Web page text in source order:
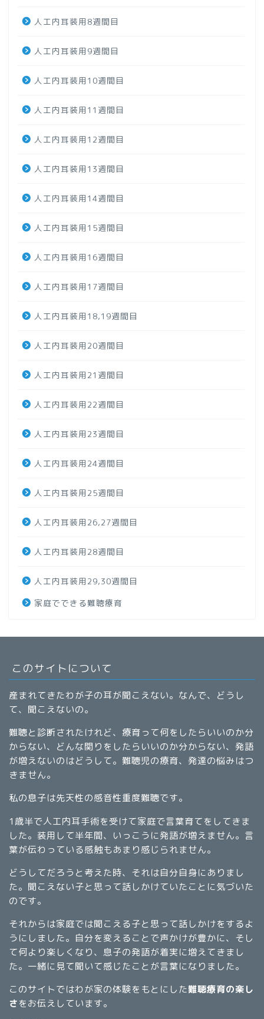
人工内耳装用8週間目
人工内耳装用9週間目
人工内耳装用10週間目
人工内耳装用11週間目
人工内耳装用12週間目
人工内耳装用13週間目
人工内耳装用14週間目
人工内耳装用15週間目
人工内耳装用16週間目
人工内耳装用17週間目
人工内耳装用18,19週間目
人工内耳装用20週間目
人工内耳装用21週間目
人工内耳装用22週間目
人工内耳装用23週間目
人工内耳装用24週間目
人工内耳装用25週間目
人工内耳装用26,27週間目
人工内耳装用28週間目
人工内耳装用29,30週間目
家庭でできる難聴療育
このサイトについて
産まれてきたわが子の耳が聞こえない。なんで、どうし
て、聞こえないの。
難聴と診断されたけれど、療育って何をしたらいいのか分
からない、どんな関りをしたらいいのか分からない、発語
が増えないのはどうして。難聴児の療育、発達の悩みはつ
きません。
私の息子は先天性の感音性重度難聴です。
1歳半で人工内耳手術を受けて家庭で言葉育てをしてきま
した。装用して半年間、いっこうに発語が増えません。言
葉が伝わっている感触もあまり感じられません。
どうしてだろうと考えた時、それは自分自身にありまし
た。聞こえない子と思って話しかけていたことに気づいた
のです。
それからは家庭では聞こえる子と思って話しかけをするよ
うにしました。自分を変えることで声かけが豊かに、そし
て何より楽しくなり、息子の発語が着実に増えてきまし
た。一緒に見て聞いて感じたことが言葉になりました。
このサイトではわが家の体験をもとにした難聴療育の楽し
さをお伝えしています。